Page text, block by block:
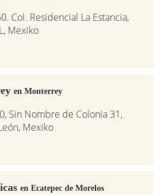
Col. Residencial La Estancia,
Mexiko
en Monterrey
Sin Nombre de Colonia 31,
Mexiko
en Ecatepec de Morelos